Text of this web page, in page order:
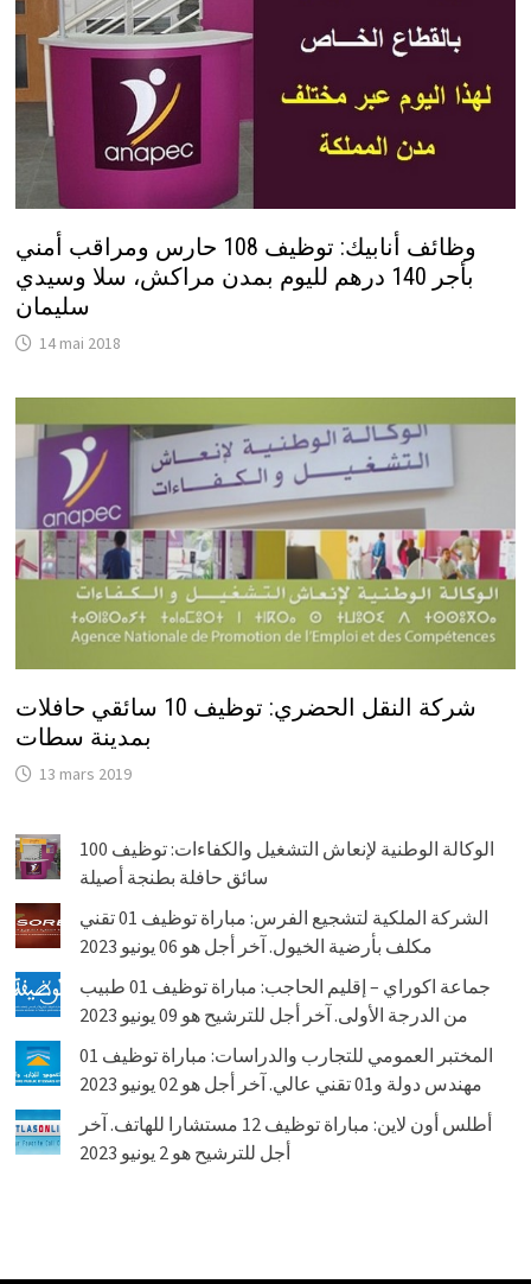
وظائف أنابيك: توظيف 108 حارس ومراقب أمني
بأجر 140 درهم لليوم بمدن مراكش، سلا وسيدي
سليمان
14 mai 2018
شركة النقل الحضري: توظيف 10 سائقي حافلات
بمدينة سطات
13 mars 2019
الوكالة الوطنية لإنعاش التشغيل والكفاءات: توظيف 100
سائق حافلة بطنجة أصيلة
الشركة الملكية لتشجيع الفرس: مباراة توظيف 01 تقني
مكلف بأرضية الخيول. آخر أجل هو 06 يونيو 2023
جماعة اكوراي – إقليم الحاجب: مباراة توظيف 01 طبيب
من الدرجة الأولى. آخر أجل للترشيح هو 09 يونيو 2023
المختبر العمومي للتجارب والدراسات: مباراة توظيف 01
مهندس دولة و01 تقني عالي. آخر أجل هو 02 يونيو 2023
أطلس أون لاين: مباراة توظيف 12 مستشارا للهاتف. آخر
أجل للترشيح هو 2 يونيو 2023